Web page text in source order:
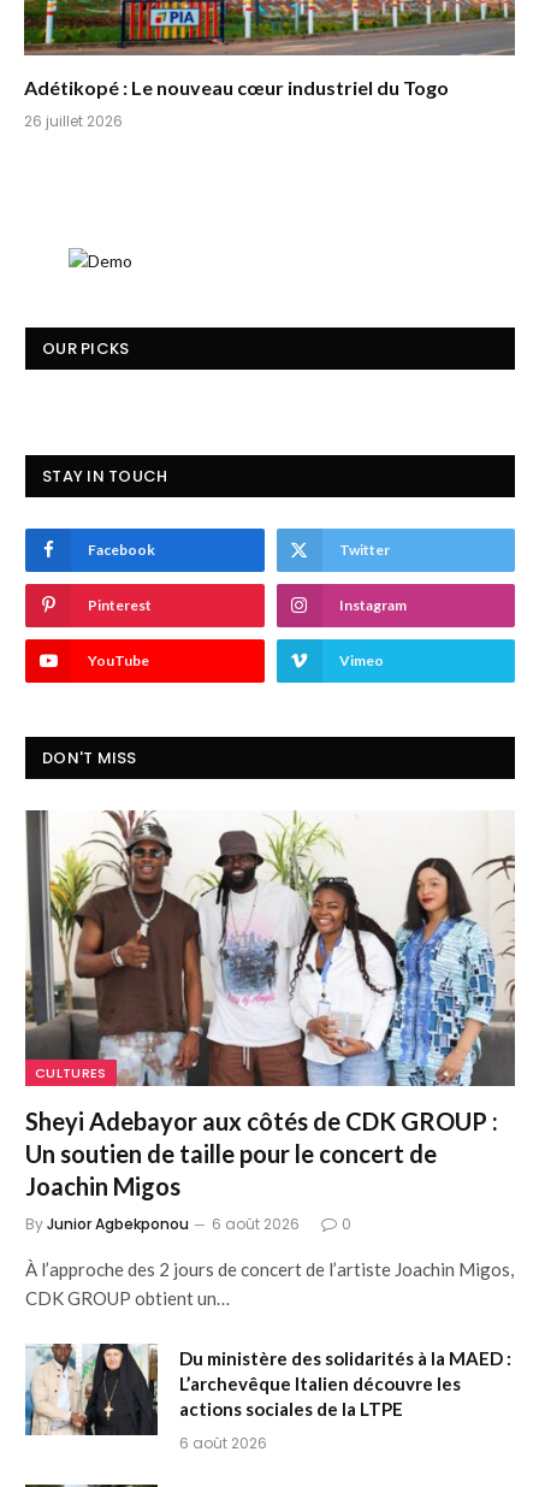
Adétikopé : Le nouveau cœur industriel du Togo
26 juillet 2026
OUR PICKS
STAY IN TOUCH
Facebook Twitter
Pinterest Instagram
YouTube Vimeo
DON'T MISS
CULTURES
Sheyi Adebayor aux côtés de CDK GROUP :
Un soutien de taille pour le concert de
Joachin Migos
ByJunior Agbekponou 6 août 2026 0
À l’approche des 2 jours de concert de l’artiste Joachin Migos,
CDK GROUP obtient un…
Du ministère des solidarités à la MAED :
L’archevêque Italien découvre les
actions sociales de la LTPE
6 août 2026